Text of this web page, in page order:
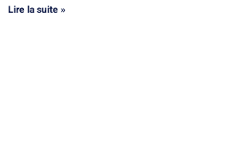
Lire la suite »